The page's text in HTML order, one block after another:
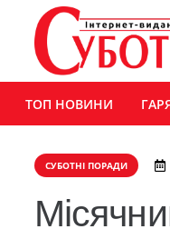
ТОП НОВИНИ
СУБОТНІ ПОРАДИ